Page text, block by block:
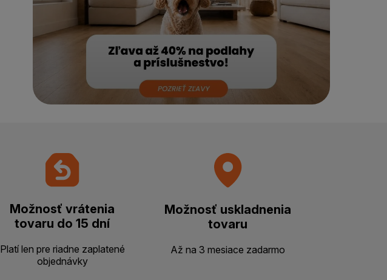
Možnosť vrátenia
tovaru do 15 dní
Platí len pre riadne zaplatené
objednávky
Možnosť uskladnenia
tovaru
Až na 3 mesiace zadarmo